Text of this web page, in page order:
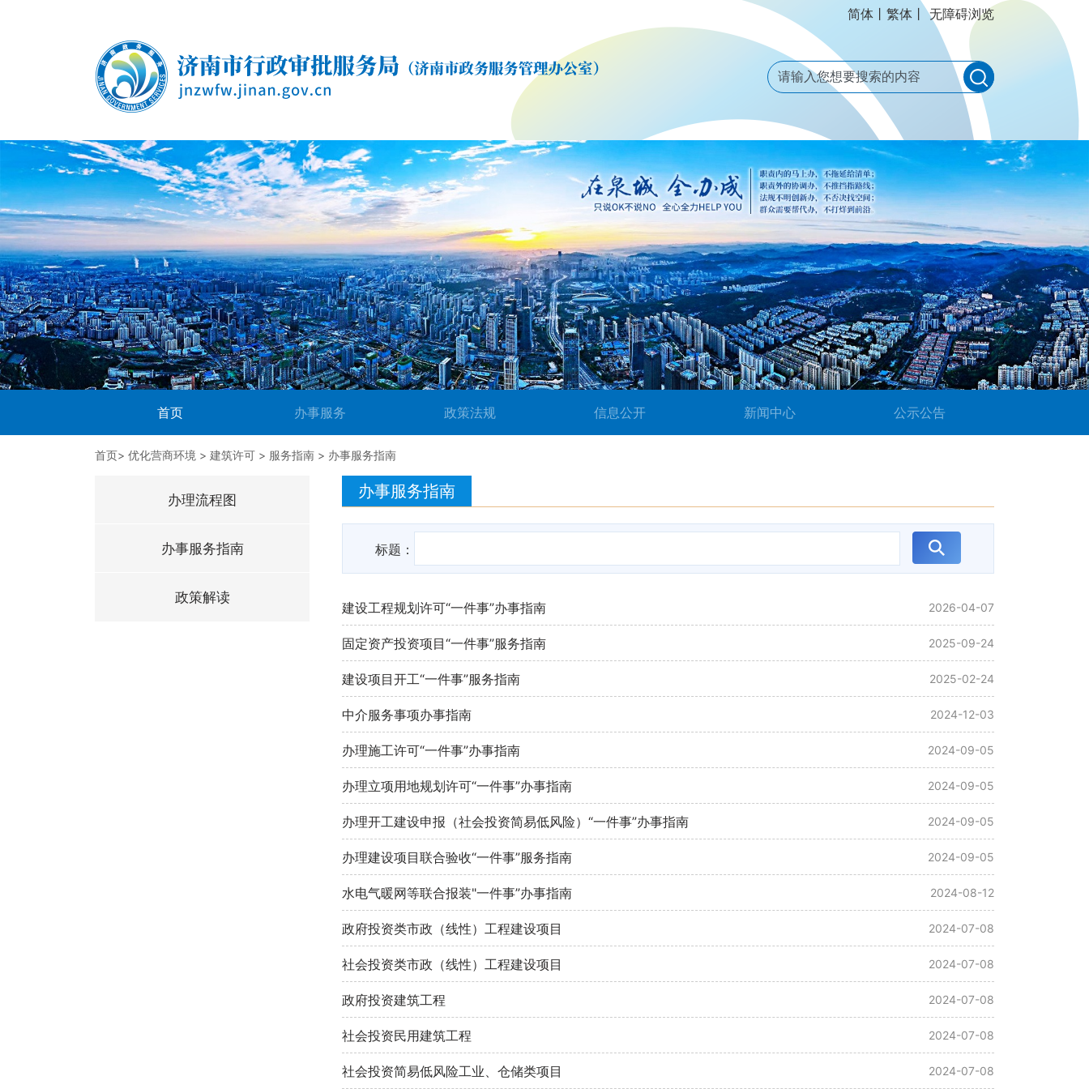
丨无障碍浏览
首页(current) 办事服务 政策法规 信息公开 新闻中心 公示公告
首页> 优化营商环境 > 建筑许可 > 服务指南 > 办事服务指南
办理流程图
办事服务指南
政策解读
办事服务指南
标题：
建设工程规划许可“一件事”办事指南 2026-04-07
固定资产投资项目“一件事”服务指南 2025-09-24
建设项目开工“一件事”服务指南 2025-02-24
中介服务事项办事指南 2024-12-03
办理施工许可“一件事”办事指南 2024-09-05
办理立项用地规划许可“一件事”办事指南 2024-09-05
办理开工建设申报（社会投资简易低风险）“一件事”办事指南 2024-09-05
办理建设项目联合验收“一件事”服务指南 2024-09-05
水电气暖网等联合报装"一件事”办事指南 2024-08-12
政府投资类市政（线性）工程建设项目 2024-07-08
社会投资类市政（线性）工程建设项目 2024-07-08
政府投资建筑工程 2024-07-08
社会投资民用建筑工程 2024-07-08
社会投资简易低风险工业、仓储类项目 2024-07-08